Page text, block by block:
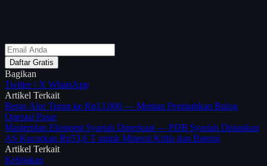
Daftar Gratis
Bagikan
Twitter / X WhatsApp
Artikel Terkait
Beras Alor Turun ke Rp13.000 — Mentan Perintahkan Bulog
Operasi Pasar
Masterplan Ekonomi Syariah Diperkuat — PDB Syariah Disiapkan
AS Kucurkan Rp53,6 T untuk Mineral Kritis dan Baterai
Artikel Terkait
Kebijakan